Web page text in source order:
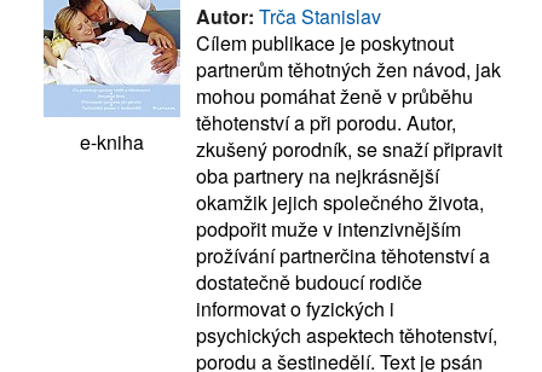
e-kniha
Autor: Trča Stanislav
Cílem publikace je poskytnout
partnerům těhotných žen návod, jak
mohou pomáhat ženě v průběhu
těhotenství a při porodu. Autor,
zkušený porodník, se snaží připravit
oba partnery na nejkrásnější
okamžik jejich společného života,
podpořit muže v intenzivnějším
prožívání partnerčina těhotenství a
dostatečně budoucí rodiče
informovat o fyzických i
psychických aspektech těhotenství,
porodu a šestinedělí. Text je psán